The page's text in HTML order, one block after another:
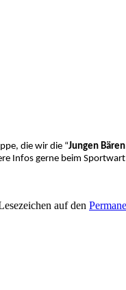
die wir die “Jungen Bären
Infos gerne beim Sportwart
auf den